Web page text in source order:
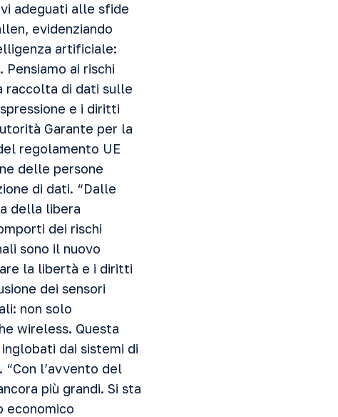
adeguati alle sfide
evidenziando
artificiale:
ai rischi
raccolta di dati sulle
e i diritti
Garante per la
regolamento UE
delle persone
di dati. “Dalle
della libera
dei rischi
sono il nuovo
la libertà e i diritti
dei sensori
non solo
wireless. Questa
dai sistemi di
l’avvento del
più grandi. Si sta
economico